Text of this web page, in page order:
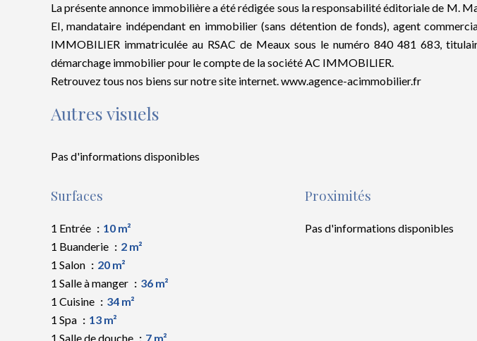
La présente annonce immobilière a été rédigée sous la responsabilité éditoriale de M.
EI, mandataire indépendant en immobilier (sans détention de fonds), agent
IMMOBILIER immatriculée au RSAC de Meaux sous le numéro 840 481 683,
démarchage immobilier pour le compte de la société AC IMMOBILIER.
Retrouvez tous nos biens sur notre site internet. www.agence-acimmobilier.fr
Autres visuels
Pas d'informations disponibles
Surfaces
1 Entrée
10 m²
1 Buanderie
2 m²
1 Salon
20 m²
1 Salle à manger
36 m²
1 Cuisine
34 m²
1 Spa
13 m²
1 Salle de douche
7 m²
Proximités
Pas d'informations disponibles